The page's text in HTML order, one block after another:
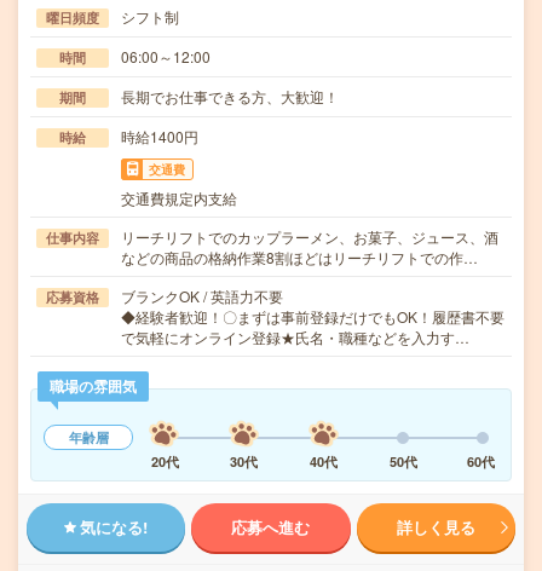
曜日頻度 シフト制
時間 06:00～12:00
期間 長期でお仕事できる方、大歓迎！
時給 時給1400円
交通費
交通費規定内支給
仕事内容
リーチリフトでのカップラーメン、お菓子、ジュース、酒
などの商品の格納作業8割ほどはリーチリフトでの作…
応募資格
ブランクOK / 英語力不要
◆経験者歓迎！〇まずは事前登録だけでもOK！履歴書不要
で気軽にオンライン登録★氏名・職種などを入力す…
職場の雰囲気
年齢層
20代
30代 40代 50代 60代
気になる! 応募へ進む 詳しく見る